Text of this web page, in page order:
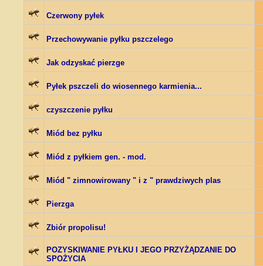
Czerwony pyłek
Przechowywanie pyłku pszczelego
Jak odzyskać pierzge
Pyłek pszczeli do wiosennego karmienia...
czyszczenie pyłku
Miód bez pyłku
Miód z pyłkiem gen. - mod.
Miód " zimnowirowany " i z " prawdziwych plas
Pierzga
Zbiór propolisu!
POZYSKIWANIE PYŁKU I JEGO PRZYŻĄDZANIE DO
SPOŻYCIA